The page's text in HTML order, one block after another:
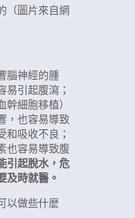
（圖片來自網
腦神經的腫
易引起腹瀉；
幹細胞移植）
，也容易導致
和吸收不良；
也容易導致腹
引起脫水，危
及時就醫。
以做些什麼